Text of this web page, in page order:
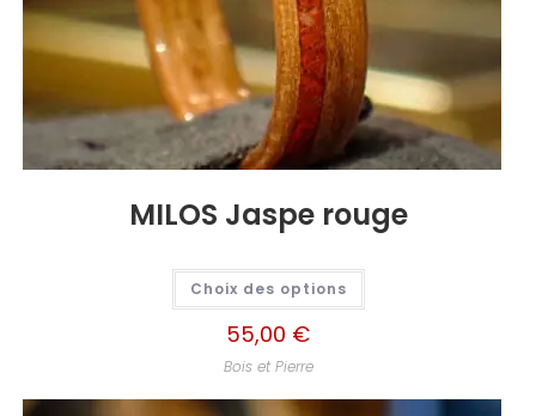
MILOS Jaspe rouge
Choix des options
55,00 €
Bois et Pierre